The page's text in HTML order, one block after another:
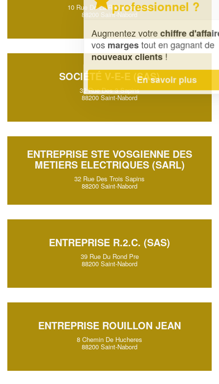
10 Rue De La Roche Du Loup
88200 Saint-Nabord
SOCIÉTÉ V-E-E (SAS)
32 Rue Des 3 Sapins
88200 Saint-Nabord
ENTREPRISE STE VOSGIENNE DES
METIERS ELECTRIQUES (SARL)
32 Rue Des Trois Sapins
88200 Saint-Nabord
ENTREPRISE R.2.C. (SAS)
39 Rue Du Rond Pre
88200 Saint-Nabord
ENTREPRISE ROUILLON JEAN
8 Chemin De Hucheres
88200 Saint-Nabord
professionnel ?
Augmentez votrechiffre d'affaireset
marges tout en gagnant de
nouveaux clients!
En savoir plus